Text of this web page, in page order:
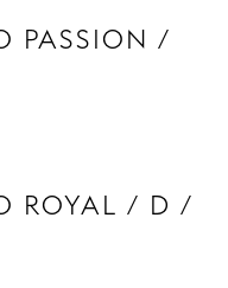
PASSION /
ROYAL / D /